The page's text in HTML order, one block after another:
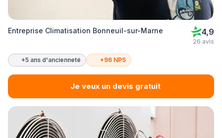
Entreprise Climatisation Bonneuil-sur-Marne 4,9
26 avis
+5 ans d'ancienneté +96 NPS
Je veux un devis gratuit